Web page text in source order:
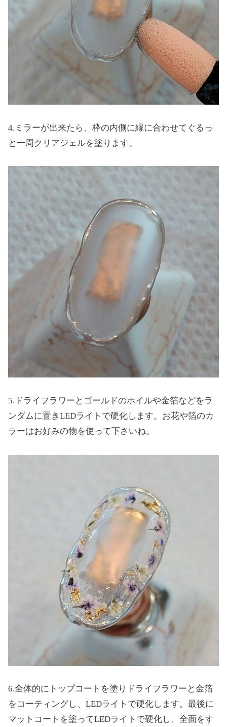
4.ミラーが出来たら、枠の内側に縁に合わせてぐるっ
と一周クリアジェルを塗ります。
5.ドライフラワーとゴールドのホイルや金箔などをラ
ンダムに置きLEDライトで硬化します。お花や箔のカ
ラーはお好みの物を使って下さいね。
6.全体的にトップコートを塗りドライフラワーと金箔
をコーティングし、LEDライトで硬化します。最後に
マットコートを塗ってLEDライトで硬化し、全面をす